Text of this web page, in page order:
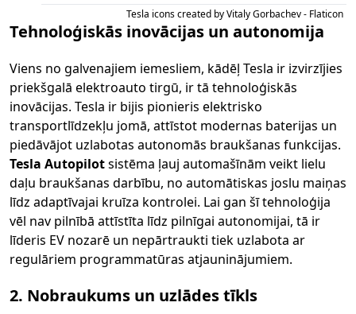
Tesla icons created by Vitaly Gorbachev - Flaticon
Tehnoloģiskās inovācijas un autonomija
Viens no galvenajiem iemesliem, kādēļ Tesla ir izvirzījies
priekšgalā elektroauto tirgū, ir tā tehnoloģiskās
inovācijas. Tesla ir bijis pionieris elektrisko
transportlīdzekļu jomā, attīstot modernas baterijas un
piedāvājot uzlabotas autonomās braukšanas funkcijas.
Tesla Autopilotsistēma ļauj automašīnām veikt lielu
daļu braukšanas darbību, no automātiskas joslu maiņas
līdz adaptīvajai kruīza kontrolei. Lai gan šī tehnoloģija
vēl nav pilnībā attīstīta līdz pilnīgai autonomijai, tā ir
līderis EV nozarē un nepārtraukti tiek uzlabota ar
regulāriem programmatūras atjauninājumiem.
2. Nobraukums un uzlādes tīkls